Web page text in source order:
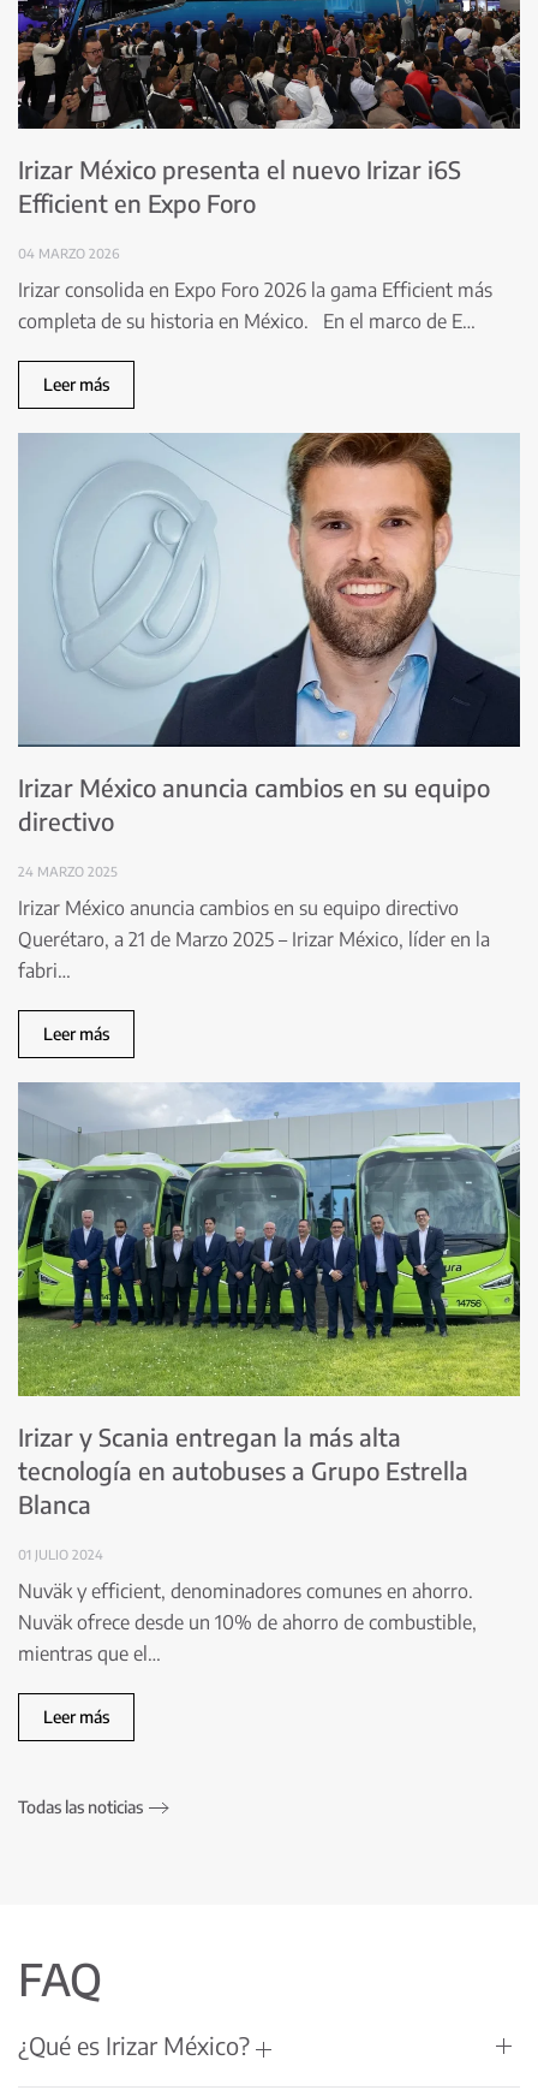
Irizar México presenta el nuevo Irizar i6S
Efficient en Expo Foro
04 MARZO 2026
Irizar consolida en Expo Foro 2026 la gama Efficient más
completa de su historia en México. En el marco de E…
Leer más
Irizar México anuncia cambios en su equipo
directivo
24 MARZO 2025
Irizar México anuncia cambios en su equipo directivo
Querétaro, a 21 de Marzo 2025 – Irizar México, líder en la
fabri…
Leer más
Irizar y Scania entregan la más alta
tecnología en autobuses a Grupo Estrella
Blanca
01 JULIO 2024
Nuväk y efficient, denominadores comunes en ahorro.
Nuväk ofrece desde un 10% de ahorro de combustible,
mientras que el…
Leer más
Todas las noticias
FAQ
¿Qué es Irizar México?